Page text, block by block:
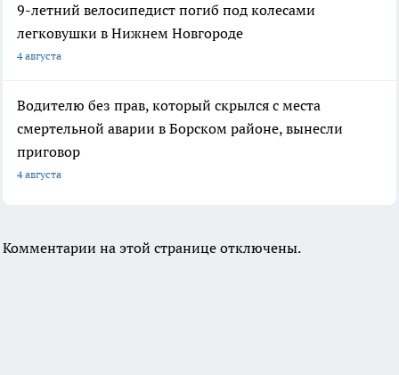
9-летний велосипедист погиб под колесами
легковушки в Нижнем Новгороде
4 августа
Водителю без прав, который скрылся с места
смертельной аварии в Борском районе, вынесли
приговор
4 августа
Комментарии на этой странице отключены.